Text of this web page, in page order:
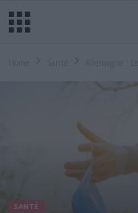
SANTÉ